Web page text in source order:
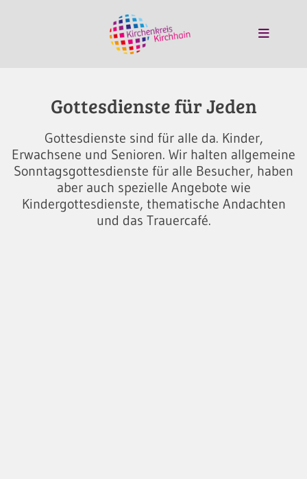
Gottesdienste für Jeden
Gottesdienste sind für alle da. Kinder,
Erwachsene und Senioren. Wir halten allgemeine
Sonntagsgottesdienste für alle Besucher, haben
aber auch spezielle Angebote wie
Kindergottesdienste, thematische Andachten
und das Trauercafé.